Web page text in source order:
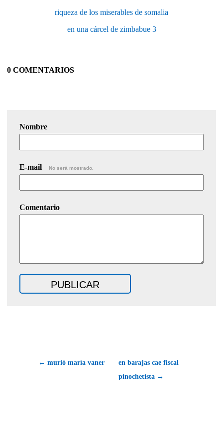
riqueza de los miserables de somalia
en una cárcel de zimbabue 3
0 COMENTARIOS
Nombre
E-mail No será mostrado.
Comentario
← murió maría vaner
en barajas cae fiscal
pinochetista →